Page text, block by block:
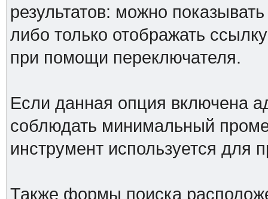
результатов: можно
либо только отображать
при помощи переключателя.
Если данная опция включена
соблюдать минимальный
инструмент используется
Также формы поиска